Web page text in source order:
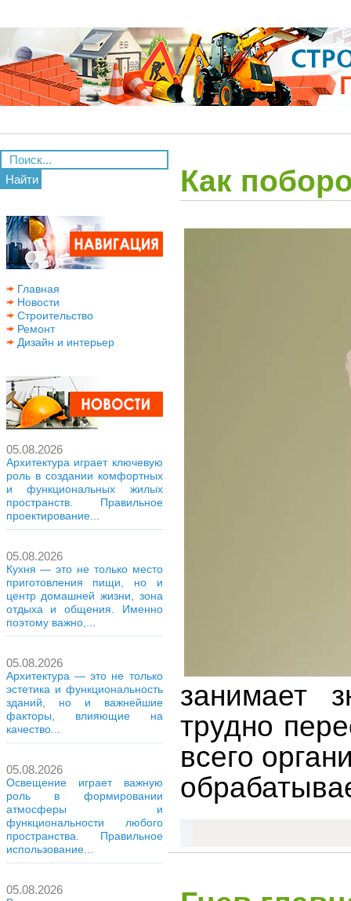
Найти
Главная
Новости
Строительство
Ремонт
Дизайн и интерьер
05.08.2026
Архитектура играет ключевую
роль в создании комфортных
и функциональных жилых
пространств. Правильное
проектирование...
05.08.2026
Кухня — это не только место
приготовления пищи, но и
центр домашней жизни, зона
отдыха и общения. Именно
поэтому важно,...
05.08.2026
Архитектура — это не только
эстетика и функциональность
зданий, но и важнейшие
факторы, влияющие на
качество...
05.08.2026
Освещение играет важную
роль в формировании
атмосферы и
функциональности любого
пространства. Правильное
использование...
05.08.2026
Как
занимает
трудно
всего